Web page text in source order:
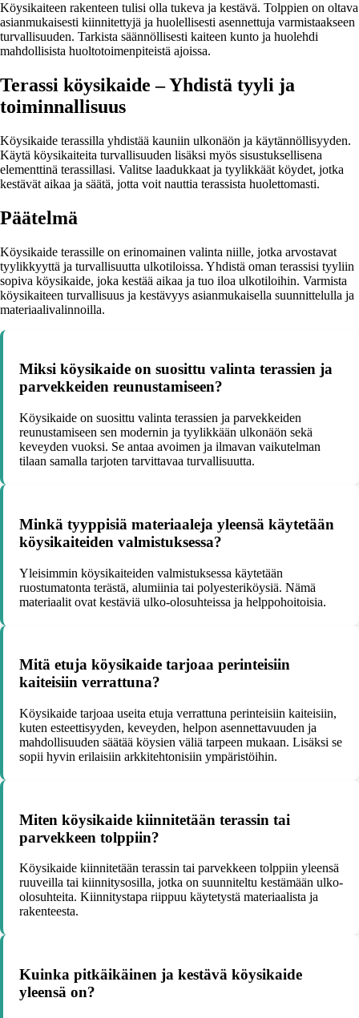
Köysikaiteen rakenteen tulisi olla tukeva ja kestävä. Tolppien on oltava
asianmukaisesti kiinnitettyjä ja huolellisesti asennettuja varmistaakseen
turvallisuuden. Tarkista säännöllisesti kaiteen kunto ja huolehdi
mahdollisista huoltotoimenpiteistä ajoissa.
Terassi köysikaide – Yhdistä tyyli ja
toiminnallisuus
Köysikaide terassilla yhdistää kauniin ulkonäön ja käytännöllisyyden.
Käytä köysikaiteita turvallisuuden lisäksi myös sisustuksellisena
elementtinä terassillasi. Valitse laadukkaat ja tyylikkäät köydet, jotka
kestävät aikaa ja säätä, jotta voit nauttia terassista huolettomasti.
Päätelmä
Köysikaide terassille on erinomainen valinta niille, jotka arvostavat
tyylikkyyttä ja turvallisuutta ulkotiloissa. Yhdistä oman terassisi tyyliin
sopiva köysikaide, joka kestää aikaa ja tuo iloa ulkotiloihin. Varmista
köysikaiteen turvallisuus ja kestävyys asianmukaisella suunnittelulla ja
materiaalivalinnoilla.
Miksi köysikaide on suosittu valinta terassien ja
parvekkeiden reunustamiseen?
Köysikaide on suosittu valinta terassien ja parvekkeiden
reunustamiseen sen modernin ja tyylikkään ulkonäön sekä
keveyden vuoksi. Se antaa avoimen ja ilmavan vaikutelman
tilaan samalla tarjoten tarvittavaa turvallisuutta.
Minkä tyyppisiä materiaaleja yleensä käytetään
köysikaiteiden valmistuksessa?
Yleisimmin köysikaiteiden valmistuksessa käytetään
ruostumatonta terästä, alumiinia tai polyesteriköysiä. Nämä
materiaalit ovat kestäviä ulko-olosuhteissa ja helppohoitoisia.
Mitä etuja köysikaide tarjoaa perinteisiin
kaiteisiin verrattuna?
Köysikaide tarjoaa useita etuja verrattuna perinteisiin kaiteisiin,
kuten esteettisyyden, keveyden, helpon asennettavuuden ja
mahdollisuuden säätää köysien väliä tarpeen mukaan. Lisäksi se
sopii hyvin erilaisiin arkkitehtonisiin ympäristöihin.
Miten köysikaide kiinnitetään terassin tai
parvekkeen tolppiin?
Köysikaide kiinnitetään terassin tai parvekkeen tolppiin yleensä
ruuveilla tai kiinnitysosilla, jotka on suunniteltu kestämään ulko-
olosuhteita. Kiinnitystapa riippuu käytetystä materiaalista ja
rakenteesta.
Kuinka pitkäikäinen ja kestävä köysikaide
yleensä on?